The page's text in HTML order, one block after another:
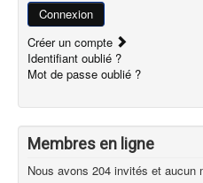
Connexion
Créer un compte
Identifiant oublié ?
Mot de passe oublié ?
Membres en ligne
Nous avons 204 invités et aucun